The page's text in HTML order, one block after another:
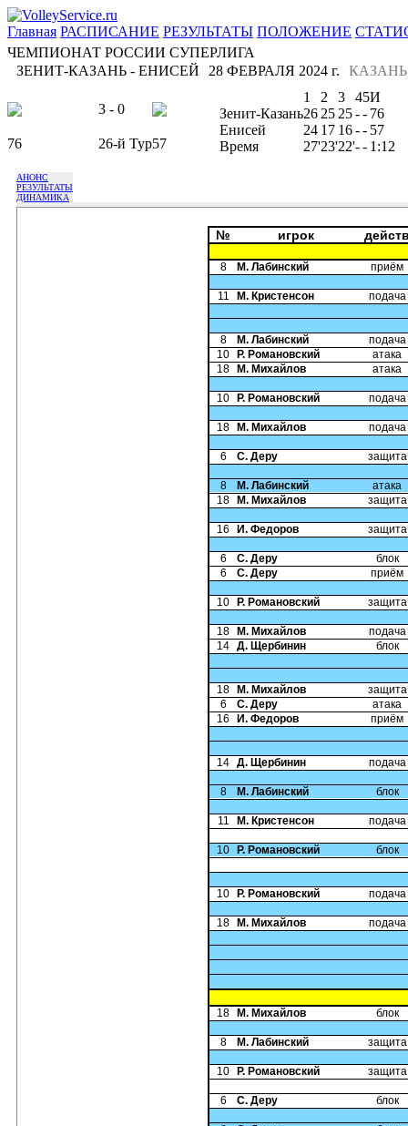
Главная РАСПИСАНИЕ РЕЗУЛЬТАТЫ ПОЛОЖЕНИЕ
ЧЕМПИОНАТ РОССИИ СУПЕРЛИГА
ЗЕНИТ-КАЗАНЬ - ЕНИСЕЙ
КАЗАНЬ
28 ФЕВРАЛЯ 2024 г.
3 - 0
76 26-й Тур57
1 2 3 45И
Зенит-Казань26 25 25-- 76
Енисей
24 17 16-- 57
Время
27'23'22'-- 1:12
АНОНС
РЕЗУЛЬТАТЫ
ДИНАМИКА
№ игрок
8 М. Лабинский приём
11 М. Кристенсон подача
8 М. Лабинский
подача
10
Р. Романовский
атака
18
М. Михайлов атака
10 Р. Романовский подача
18 М. Михайлов подача
6 С. Деру защита
8 М. Лабинский
атака
18
М. Михайлов защита
16 И. Федоров защита
6 С. Деру
блок
6
С. Деру приём
10 Р. Романовский защита
18 М. Михайлов
подача
14 Д. Щербинин блок
18 М. Михайлов
защита
6
С. Деру
атака
16
И. Федоров приём
14 Д. Щербинин подача
8 М. Лабинский блок
11 М. Кристенсон подача
10 Р. Романовский блок
10 Р. Романовский подача
18 М. Михайлов подача
18 М. Михайлов блок
8 М. Лабинский защита
10 Р. Романовский защита
6 С. Деру блок